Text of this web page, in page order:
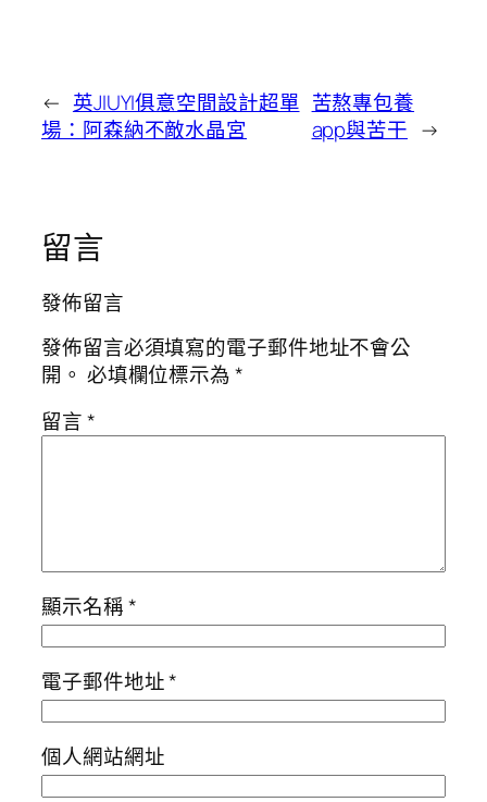
← 英JIUYI俱意空間設計超單
場：阿森納不敵水晶宮
苦熬專包養
app與苦干 →
留言
發佈留言
發佈留言必須填寫的電子郵件地址不會公
開。 必填欄位標示為*
留言*
顯示名稱*
電子郵件地址*
個人網站網址